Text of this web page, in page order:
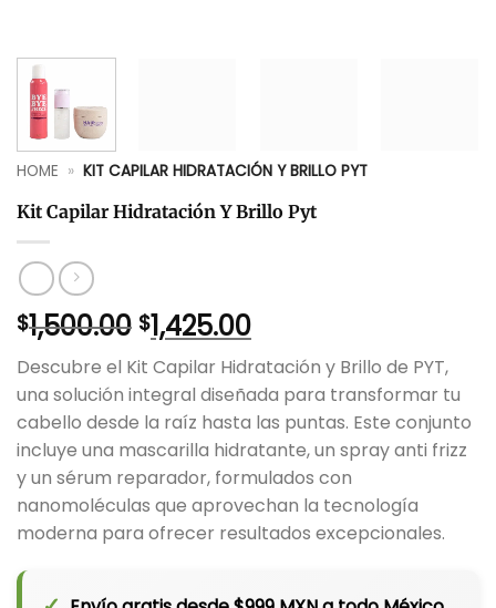
HOME » KIT CAPILAR HIDRATACIÓN Y BRILLO PYT
Kit Capilar Hidratación Y Brillo Pyt
$1,500.00 El
precio
original
era:
$1,500.00.
$1,425.00El
precio
actual
es:
$1,425.00.
Descubre el Kit Capilar Hidratación y Brillo de PYT,
una solución integral diseñada para transformar tu
cabello desde la raíz hasta las puntas. Este conjunto
incluye una mascarilla hidratante, un spray anti frizz
y un sérum reparador, formulados con
nanomoléculas que aprovechan la tecnología
moderna para ofrecer resultados excepcionales.